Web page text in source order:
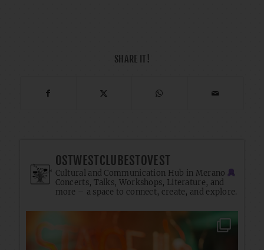
SHARE IT!
OSTWESTCLUBESTOVEST
Cultural and Communication Hub in Merano
Concerts, Talks, Workshops, Literature, and
more – a space to connect, create, and explore.